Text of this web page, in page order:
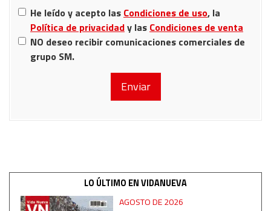
He leído y acepto las Condiciones de uso, la
Política de privacidady las Condiciones de venta
NO deseo recibir comunicaciones comerciales de
grupo SM.
LO ÚLTIMO EN VIDANUEVA
AGOSTO DE 2026